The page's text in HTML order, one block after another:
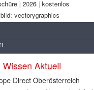
| 2026 | kostenlos
vectorygraphics
Wissen Aktuell
Direct Oberösterreich